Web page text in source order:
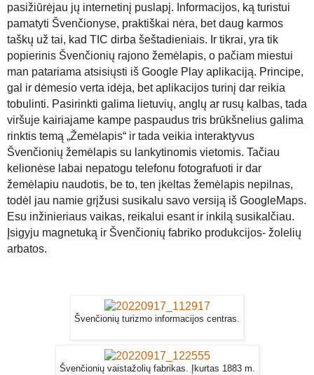
pasižiūrėjau jų internetinį puslapį. Informacijos, ką turistui
pamatyti Švenčionyse, praktiškai nėra, bet daug karmos
taškų už tai, kad TIC dirba šeštadieniais. Ir tikrai, yra tik
popierinis Švenčionių rajono žemėlapis, o pačiam miestui
man patariama atsisiųsti iš Google Play aplikaciją. Principe,
gal ir dėmesio verta idėja, bet aplikacijos turinį dar reikia
tobulinti. Pasirinkti galima lietuvių, anglų ar rusų kalbas, tada
viršuje kairiajame kampe paspaudus tris brūkšnelius galima
rinktis temą „Žemėlapis“ ir tada veikia interaktyvus
Švenčionių žemėlapis su lankytinomis vietomis. Tačiau
kelionėse labai nepatogu telefonu fotografuoti ir dar
žemėlapiu naudotis, be to, ten įkeltas žemėlapis nepilnas,
todėl jau namie grįžusi susikalu savo versiją iš GoogleMaps.
Esu inžinieriaus vaikas, reikalui esant ir inkilą susikalčiau.
Įsigyju magnetuką ir Švenčionių fabriko produkcijos- žolelių
arbatos.
Švenčionių turizmo informacijos centras.
Švenčionių vaistažolių fabrikas. Įkurtas 1883 m.